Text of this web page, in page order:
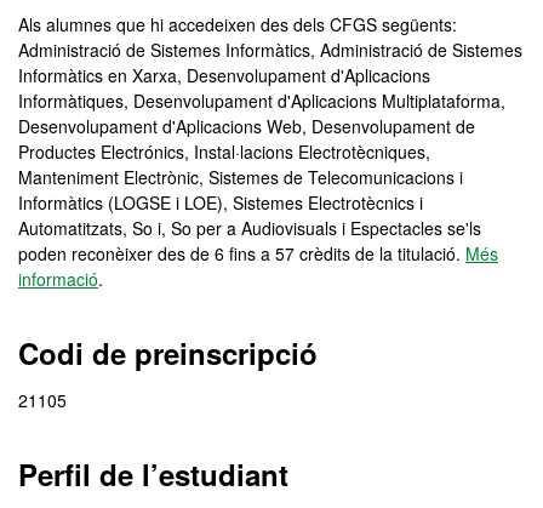
Als alumnes que hi accedeixen des dels CFGS següents:
Administració de Sistemes Informàtics, Administració de Sistemes
Informàtics en Xarxa, Desenvolupament d'Aplicacions
Informàtiques, Desenvolupament d'Aplicacions Multiplataforma,
Desenvolupament d'Aplicacions Web, Desenvolupament de
Productes Electrónics, Instal·lacions Electrotècniques,
Manteniment Electrònic, Sistemes de Telecomunicacions i
Informàtics (LOGSE i LOE), Sistemes Electrotècnics i
Automatitzats, So i, So per a Audiovisuals i Espectacles se'ls
poden reconèixer des de 6 fins a 57 crèdits de la titulació. Més
informació.
Codi de preinscripció
21105
Perfil de l’estudiant